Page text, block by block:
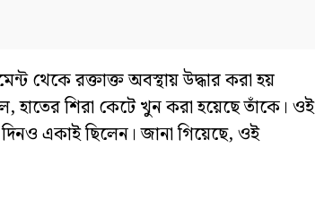
থেকে রক্তাক্ত অবস্থায় উদ্ধার করা হয়
হাতের শিরা কেটে খুন করা হয়েছে তাঁকে। ওই
দিনও একাই ছিলেন। জানা গিয়েছে, ওই